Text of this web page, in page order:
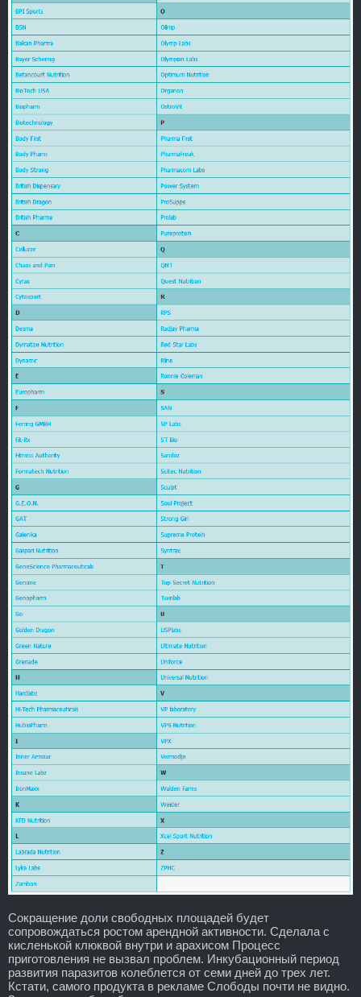
Сокращение доли свободных площадей будет
сопровождаться ростом арендной активности. Сделала с
кисленькой клюквой внутри и арахисом Процесс
приготовления не вызвал проблем. Инкубационный период
развития паразитов колеблется от семи дней до трех лет.
Кстати, самого продукта в рекламе Слободы почти не видно.